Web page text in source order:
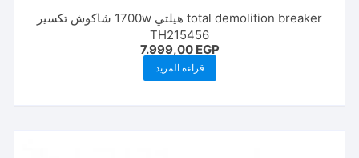
total demolition breaker هيلتي 1700w شاكوش تكسير
TH215456
7.999,00 EGP
قراءة المزيد